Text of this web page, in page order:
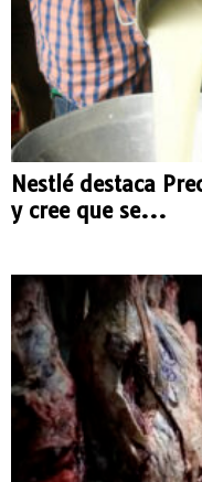
Nestlé destaca
y cree que se...